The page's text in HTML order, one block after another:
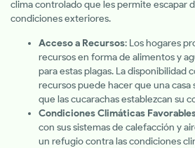
clima controlado que les permite escapar
condiciones exteriores.
Acceso a Recursos: Los hogares
recursos en forma de alimentos y
para estas plagas. La disponibilidad
recursos puede hacer que una casa
que las cucarachas establezcan su
Condiciones Climáticas
con sus sistemas de calefacción y
un refugio contra las condiciones